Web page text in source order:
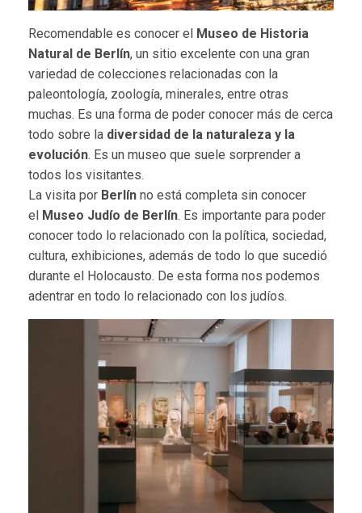
Recomendable es conocer el Museo de Historia
Natural de Berlín, un sitio excelente con una gran
variedad de colecciones relacionadas con la
paleontología, zoología, minerales, entre otras
muchas. Es una forma de poder conocer más de cerca
todo sobre la diversidad de la naturaleza y la
evolución. Es un museo que suele sorprender a
todos los visitantes.
La visita por Berlín no está completa sin conocer
el Museo Judío de Berlín. Es importante para poder
conocer todo lo relacionado con la política, sociedad,
cultura, exhibiciones, además de todo lo que sucedió
durante el Holocausto. De esta forma nos podemos
adentrar en todo lo relacionado con los judíos.